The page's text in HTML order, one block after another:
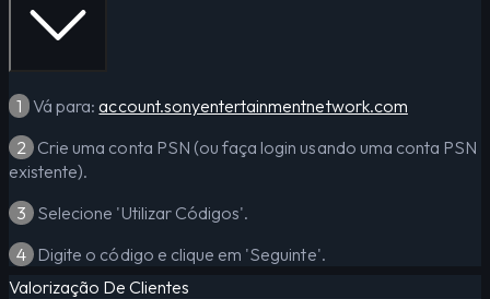
1 Vá para:account.sonyentertainmentnetwork.com
2 Crie uma conta PSN (ou faça login usando uma conta PSN
existente).
3 Selecione 'Utilizar Códigos'.
4 Digite o código e clique em 'Seguinte'.
Valorização De Clientes